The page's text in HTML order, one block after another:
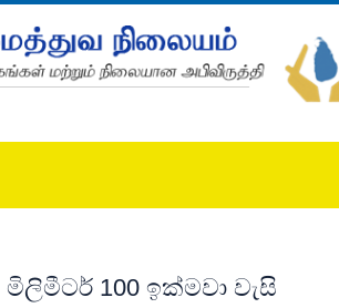
මිලිමීටර් 100 ඉක්මවා වැසි